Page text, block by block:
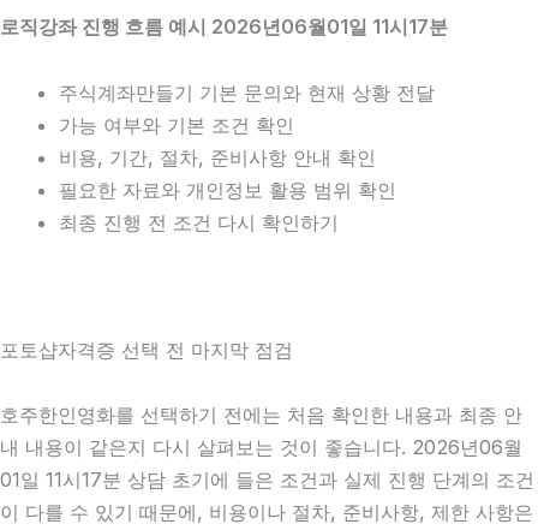
로직강좌 진행 흐름 예시 2026년06월01일 11시17분
주식계좌만들기 기본 문의와 현재 상황 전달
가능 여부와 기본 조건 확인
비용, 기간, 절차, 준비사항 안내 확인
필요한 자료와 개인정보 활용 범위 확인
최종 진행 전 조건 다시 확인하기
포토샵자격증 선택 전 마지막 점검
호주한인영화를 선택하기 전에는 처음 확인한 내용과 최종 안
내 내용이 같은지 다시 살펴보는 것이 좋습니다. 2026년06월
01일 11시17분 상담 초기에 들은 조건과 실제 진행 단계의 조건
이 다를 수 있기 때문에, 비용이나 절차, 준비사항, 제한 사항은